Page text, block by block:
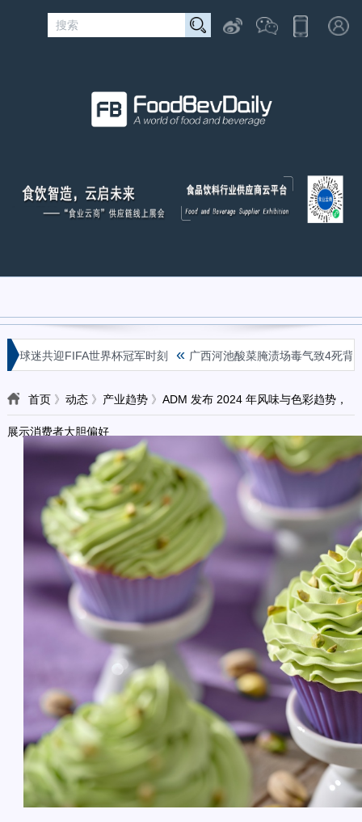
共迎FIFA世界杯冠军时刻 « 广西河池酸菜腌渍场毒气致4死背后：一
首页》 动态》 产业趋势》 ADM 发布 2024 年风味与色彩趋势，
展示消费者大胆偏好